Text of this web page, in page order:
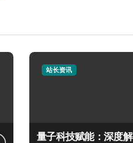
站长资讯
量子科技赋能：深度解